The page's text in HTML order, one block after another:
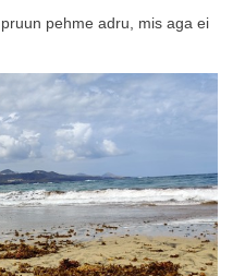
pehme adru, mis aga ei